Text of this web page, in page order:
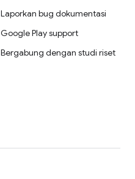
Laporkan bug dokumentasi
Google Play support
Bergabung dengan studi riset